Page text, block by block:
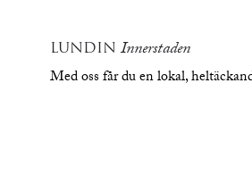
LUNDIN Innerstaden
Med oss får du en lokal,